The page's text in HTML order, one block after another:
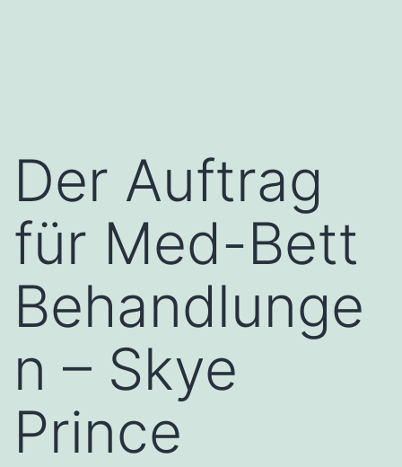
Der Auftrag
für Med-Bett
Behandlunge
n – Skye
Prince